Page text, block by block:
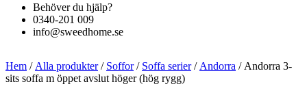
Behöver du hjälp?
0340-201 009
info@sweedhome.se
Hem / Alla produkter/ Soffor/ Soffa serier/ Andorra / Andorra 3-
sits soffa m öppet avslut höger (hög rygg)